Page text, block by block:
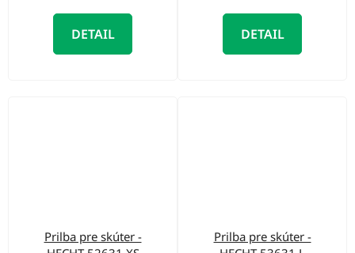
DETAIL DETAIL
Prilba pre skúter -
Prilba pre skúter -